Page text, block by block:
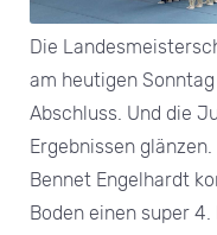
Die
am heutigen
Abschluss. Und die
Ergebnissen glänzen.
Bennet Engelhardt
Boden einen super